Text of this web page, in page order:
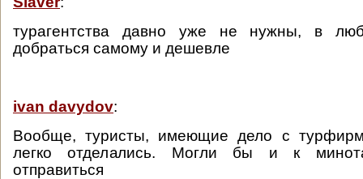
турагентства давно уже не нужны, в
добраться самому и дешевле
ivan davydov:
Вообще, туристы, имеющие дело с
легко отделались. Могли бы и к
отправиться